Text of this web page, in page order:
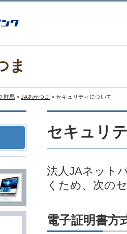
ま
群馬 > JAあがつま > セキュリティについて
セキュリ
法人JAネット
くため、次の
電子証明書方